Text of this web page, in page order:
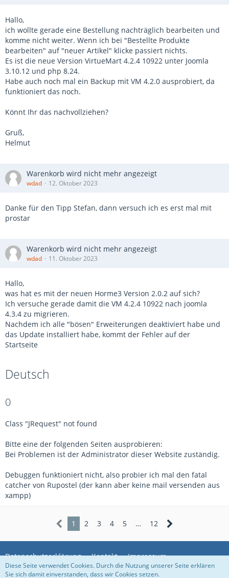
Hallo,
ich wollte gerade eine Bestellung nachträglich bearbeiten und
komme nicht weiter. Wenn ich bei "Bestellte Produkte
bearbeiten" auf "neuer Artikel" klicke passiert nichts.
Es ist die neue Version VirtueMart 4.2.4 10922 unter Joomla
3.10.12 und php 8.24.
Habe auch noch mal ein Backup mit VM 4.2.0 ausprobiert, da
funktioniert das noch.
Könnt Ihr das nachvollziehen?
Gruß,
Helmut
Warenkorb wird nicht mehr angezeigt
wdad 12. Oktober 2023
Danke für den Tipp Stefan, dann versuch ich es erst mal mit
prostar
Warenkorb wird nicht mehr angezeigt
wdad 11. Oktober 2023
Hallo,
was hat es mit der neuen Horme3 Version 2.0.2 auf sich?
Ich versuche gerade damit die VM 4.2.4 10922 nach joomla
4.3.4 zu migrieren.
Nachdem ich alle "bösen" Erweiterungen deaktiviert habe und
das Update installiert habe, kommt der Fehler auf der
Startseite
Deutsch
0
Class "JRequest" not found
Bitte eine der folgenden Seiten ausprobieren:
Bei Problemen ist der Administrator dieser Website zuständig.
Debuggen funktioniert nicht, also probier ich mal den fatal
catcher von Rupostel (der kann aber keine mail versenden aus
xampp)
1 2 3 4 5 … 12
Datenschutzerklärung Kontakt Impressum
Diese Seite verwendet Cookies. Durch die Nutzung unserer Seite erklären
Sie sich damit einverstanden, dass wir Cookies setzen.